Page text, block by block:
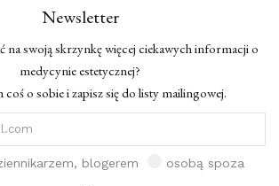
Newsletter
na swoją skrzynkę więcej ciekawych informacji o
medycynie estetycznej?
coś o sobie i zapisz się do listy mailingowej.
blogerem osobą spoza